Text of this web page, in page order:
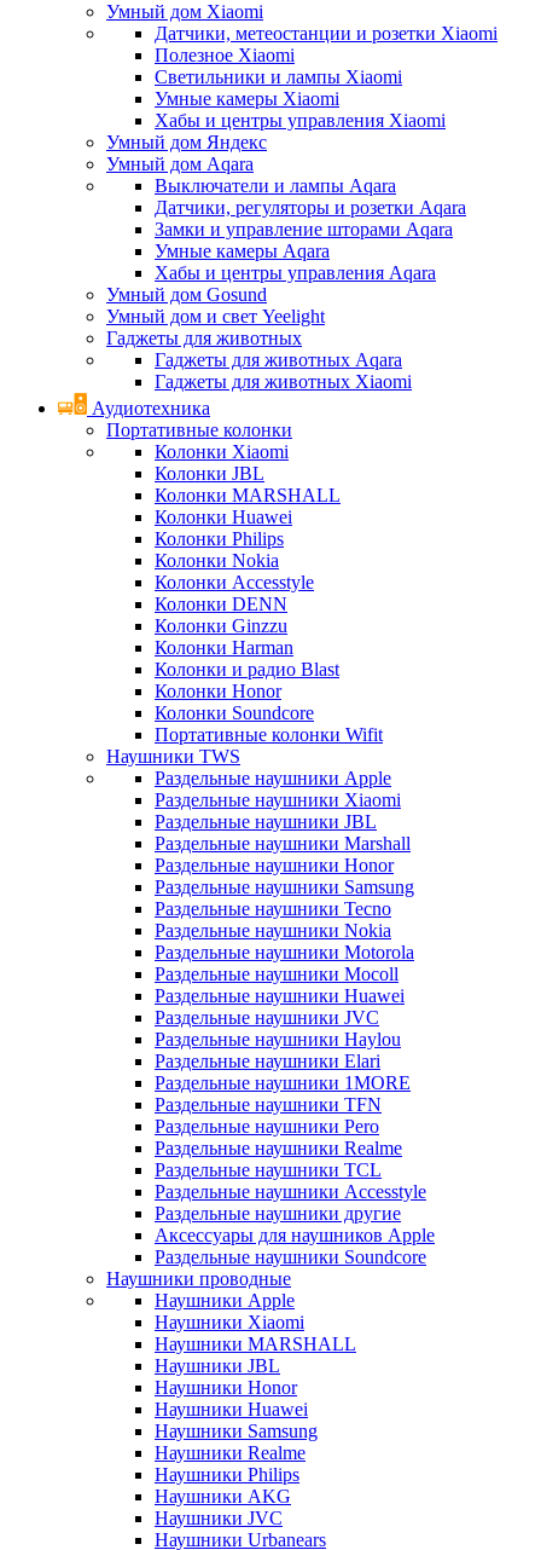
Умный дом Xiaomi
Датчики, метеостанции и розетки Xiaomi
Полезное Xiaomi
Светильники и лампы Xiaomi
Умные камеры Xiaomi
Хабы и центры управления Xiaomi
Умный дом Яндекс
Умный дом Aqara
Выключатели и лампы Aqara
Датчики, регуляторы и розетки Aqara
Замки и управление шторами Aqara
Умные камеры Aqara
Хабы и центры управления Aqara
Умный дом Gosund
Умный дом и свет Yeelight
Гаджеты для животных
Гаджеты для животных Aqara
Гаджеты для животных Xiaomi
Аудиотехника
Портативные колонки
Колонки Xiaomi
Колонки JBL
Колонки MARSHALL
Колонки Huawei
Колонки Philips
Колонки Nokia
Колонки Accesstyle
Колонки DENN
Колонки Ginzzu
Колонки Harman
Колонки и радио Blast
Колонки Honor
Колонки Soundcore
Портативные колонки Wifit
Наушники TWS
Раздельные наушники Apple
Раздельные наушники Xiaomi
Раздельные наушники JBL
Раздельные наушники Marshall
Раздельные наушники Honor
Раздельные наушники Samsung
Раздельные наушники Tecno
Раздельные наушники Nokia
Раздельные наушники Motorola
Раздельные наушники Mocoll
Раздельные наушники Huawei
Раздельные наушники JVC
Раздельные наушники Haylou
Раздельные наушники Elari
Раздельные наушники 1MORE
Раздельные наушники TFN
Раздельные наушники Pero
Раздельные наушники Realme
Раздельные наушники TCL
Раздельные наушники Accesstyle
Раздельные наушники другие
Аксессуары для наушников Apple
Раздельные наушники Soundcore
Наушники проводные
Наушники Apple
Наушники Xiaomi
Наушники MARSHALL
Наушники JBL
Наушники Honor
Наушники Huawei
Наушники Samsung
Наушники Realme
Наушники Philips
Наушники AKG
Наушники JVC
Наушники Urbanears